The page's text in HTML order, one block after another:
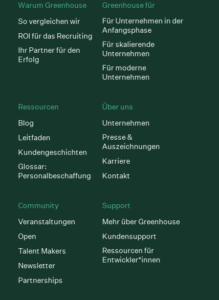
Warum Greenhouse
So vergleichen wir
ROI für das Recruiting
Ihr Partner für den
Erfolg
Greenhouse für
Für Unternehmen in der
Anfangsphase
Für skalierende
Unternehmen
Für moderne
Unternehmen
Ressourcen
Blog
Leitfaden
Kundengeschichten
Glossar:
Personalbeschaffung
Über uns
Unternehmen
Presse &
Auszeichnungen
Karriere
Kontakt
Community
Veranstaltungen
Open
Talent Makers
Newsletter
Partnerships
Support
Mehr über Greenhouse
Kundensupport
Ressourcen für
Entwickler*innen